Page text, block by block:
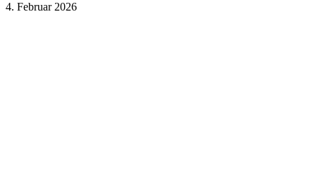
4. Februar 2026